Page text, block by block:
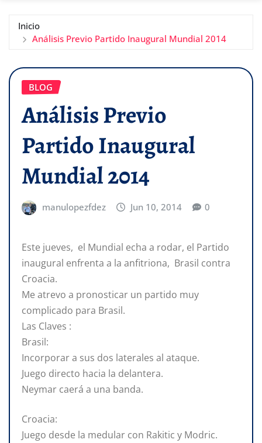
Inicio
Análisis Previo Partido Inaugural Mundial 2014
BLOG
Análisis Previo
Partido Inaugural
Mundial 2014
manulopezfdez Jun 10, 2014 0
Este jueves, el Mundial echa a rodar, el Partido
inaugural enfrenta a la anfitriona, Brasil contra
Croacia.
Me atrevo a pronosticar un partido muy
complicado para Brasil.
Las Claves :
Brasil:
Incorporar a sus dos laterales al ataque.
Juego directo hacia la delantera.
Neymar caerá a una banda.
Croacia:
Juego desde la medular con Rakitic y Modric.